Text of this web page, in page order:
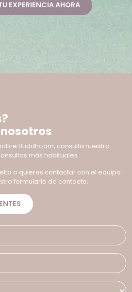
EXPERIENCIA AHORA
Buddhoom, consulta nuestra
más habituales.
o quieres contactar con el equipo
formulario de contacto.